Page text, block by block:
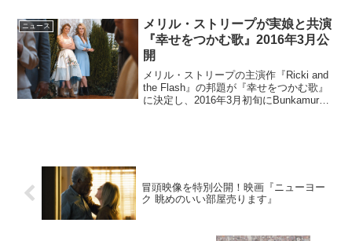
欠の仙台藩は百姓町人へ容赦なく重税を
課し、破産と夜逃げ...
ニュース
メリル・ストリープが実娘と共演
『幸せをつかむ歌』2016年3月公
開
メリル・ストリープの主演作『Ricki and
the Flash』の邦題が『幸せをつかむ歌』
に決定し、2016年3月初旬にBunkamura
冒頭映像を特別公開！映画『ニューヨー
ク 眺めのいい部屋売ります』